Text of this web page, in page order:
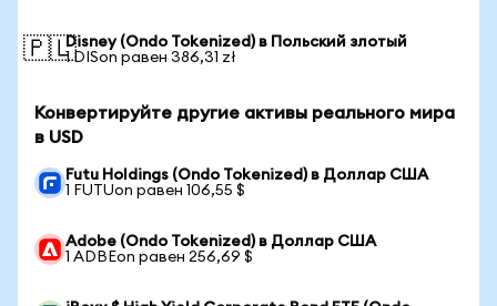
🇵🇱Disney (Ondo Tokenized) в Польский злотый
1 DISon равен 386,31 zł
Конвертируйте другие активы реального мира
в USD
Futu Holdings (Ondo Tokenized) в Доллар США
1 FUTUon равен 106,55 $
Adobe (Ondo Tokenized) в Доллар США
1 ADBEon равен 256,69 $